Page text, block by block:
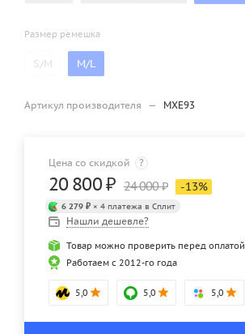
Размер ремешка
S/M M/L
Артикул производителя — MXE93
Цена со скидкой ?
20 800₽ 24 000₽ -13%
6 279 ₽ × 4 платежа в Сплит
Нашли дешевле?
Товар можно проверить перед оплатой
Работаем с 2012-го года
5,0 5,0 5,0